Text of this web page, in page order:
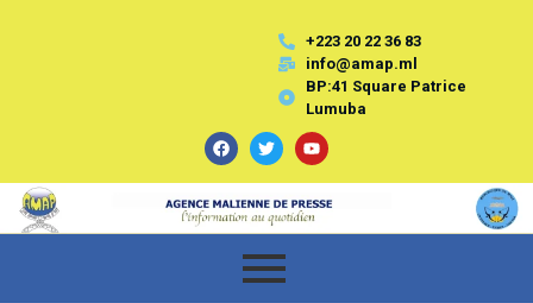
+223 20 22 36 83
info@amap.ml
BP:41 Square Patrice
Lumuba